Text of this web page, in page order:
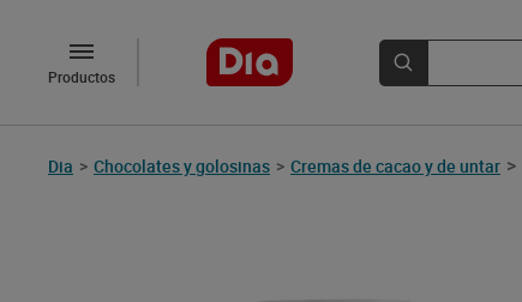
Productos
Dia > Chocolates y golosinas > Cremas de cacao y de untar >